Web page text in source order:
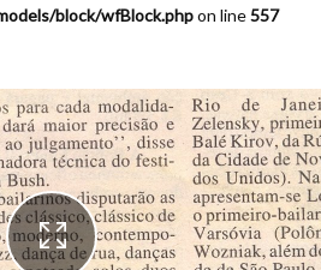
block/wfBlock.phpon line557
Joinville - 13a. Edição - 1995